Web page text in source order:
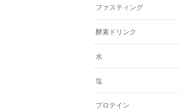
ファスティング
酵素ドリンク
水
塩
プロテイン